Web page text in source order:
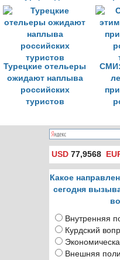
тушения пожаров
Турецкие отельеры
ожидают наплыва
российских
туристов
СМИ:
USD 77,9568
Какое
сегодня
Внутренняя
Курдский
Внешняя